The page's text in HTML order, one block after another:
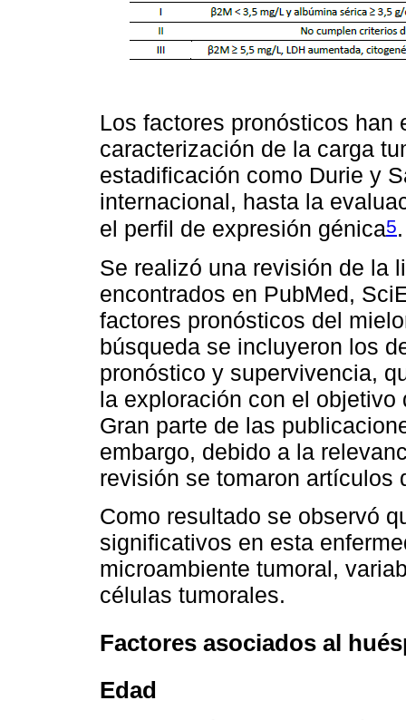
Los factores pronósticos han
caracterización de la carga
estadificación como Durie y
internacional, hasta la
el perfil de expresión génica5.
Se realizó una revisión de la
encontrados en PubMed,
factores pronósticos del
búsqueda se incluyeron los
pronóstico y supervivencia,
la exploración con el
Gran parte de las
embargo, debido a la
revisión se tomaron artículos
Como resultado se observó
significativos en esta
microambiente tumoral,
células tumorales.
Factores asociados al
Edad